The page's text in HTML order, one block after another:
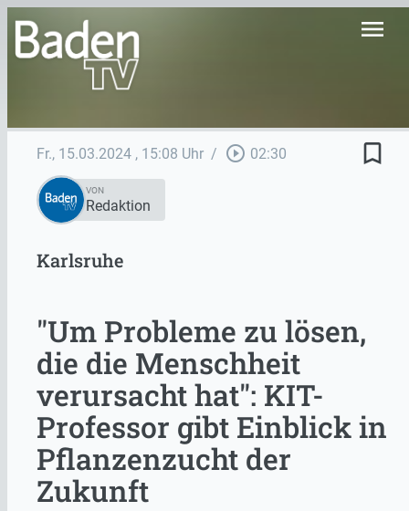
menu
Fr., 15.03.2024 , 15:08 Uhr / play_circle_outline 02:30 bookmark_border
VON
Redaktion
Karlsruhe
"Um Probleme zu lösen,
die die Menschheit
verursacht hat": KIT-
Professor gibt Einblick in
Pflanzenzucht der
Zukunft